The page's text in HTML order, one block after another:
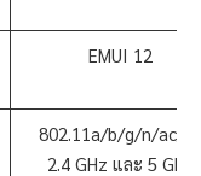
EMUI 12
802.11a/b/g/n/ac/ax
2.4 GHz และ 5 GHz